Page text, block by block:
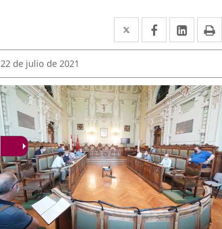
Twitter
Enlace
a
aplicación
externa.
Facebook
Enlace
a
aplicación
externa.
Enlace
a
Fecha
la
noticia
22 de julio de 2021